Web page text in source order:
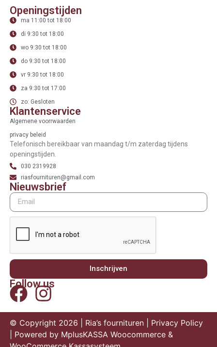
Openingstijden
ma 11:00 tot 18:00
di 9:30 tot 18:00
wo 9:30 tot 18:00
do 9:30 tot 18:00
vr 9:30 tot 18:00
za 9:30 tot 17:00
zo: Gesloten
Klantenservice
Algemene voorrwaarden
privacy beleid
Telefonisch bereikbaar van maandag t/m zaterdag tijdens
openingstijden.
030 2319928
riasfournituren@gmail.com
Nieuwsbrief
Inschrijven
Follow us
© Copyright 2026 | Ria’s fournituren | Privacy Policy
| Powered by MplusKASSA Woocommerce &